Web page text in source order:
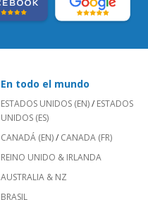
En todo el mundo
ESTADOS UNIDOS (EN)/ ESTADOS
UNIDOS (ES)
CANADÁ (EN)/ CANADA (FR)
REINO UNIDO & IRLANDA
AUSTRALIA & NZ
BRASIL